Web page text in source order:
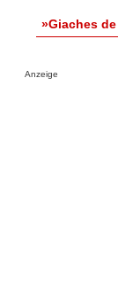
»Giaches
Anzeige